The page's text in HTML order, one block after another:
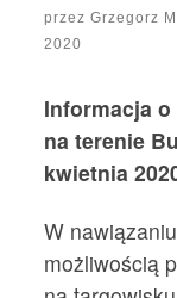
przezGrzegorz
2020
Informacja
na terenie
kwietnia
W
możliwością